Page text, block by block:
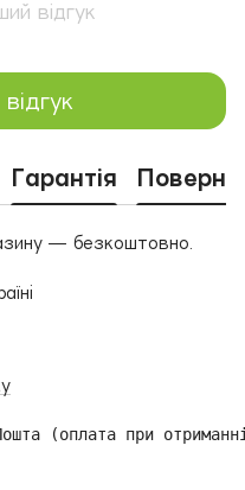
відгук
Гарантія
— безкоштовно.
(оплата при